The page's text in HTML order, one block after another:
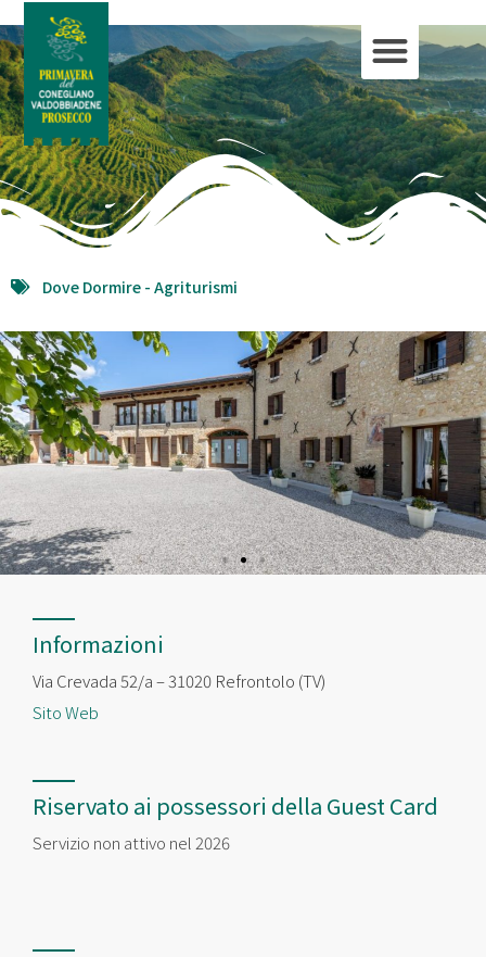
Dove Dormire - Agriturismi
Informazioni
Via Crevada 52/a – 31020 Refrontolo (TV)
Sito Web
Riservato ai possessori della Guest Card
Servizio non attivo nel 2026